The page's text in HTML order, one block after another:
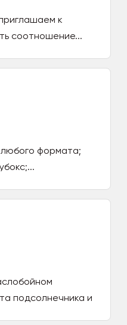
к
соотношение...
формата;
подсолнечника и